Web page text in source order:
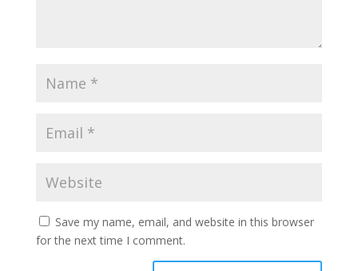
Save my name, email, and website in this browser
for the next time I comment.